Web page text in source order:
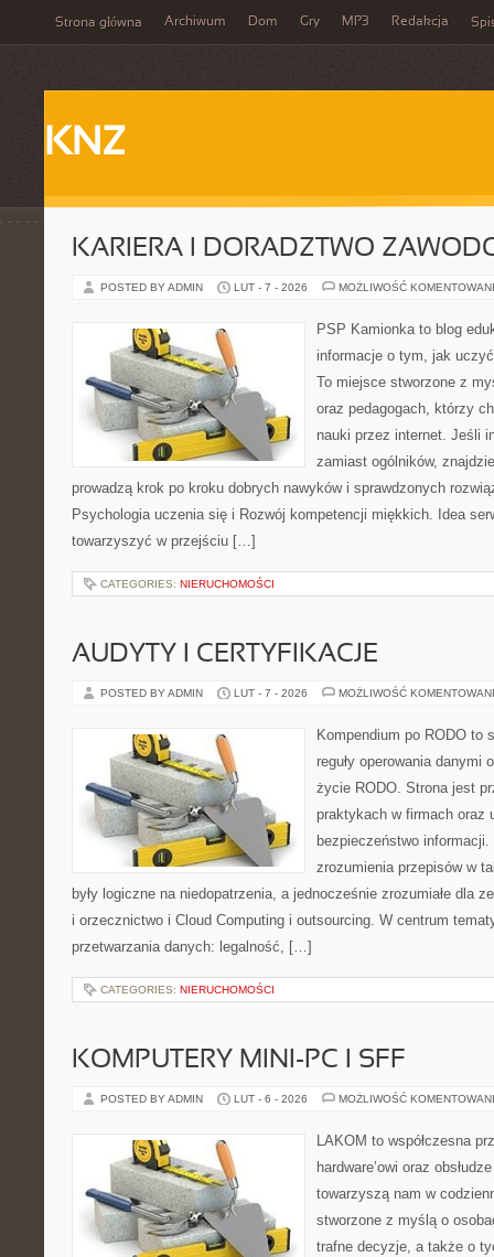
Strona główna Archiwum Dom Gry MP3 Redakcja
KNZ
KARIERA I DORADZTWO
POSTED BY ADMIN LUT - 7 - 2026 MOŻLIWOŚĆ
PSP Kamionka to blog
informacje o tym, jak
To miejsce stworzone z
oraz pedagogach, którzy
nauki przez internet. Jeśli
zamiast ogólników,
prowadzą krok po kroku dobrych nawyków i sprawdzonych
Psychologia uczenia się i Rozwój kompetencji miękkich. Idea
towarzyszyć w przejściu […]
CATEGORIES: NIERUCHOMOŚCI
AUDYTY I CERTYFIKACJE
POSTED BY ADMIN LUT - 7 - 2026 MOŻLIWOŚĆ
Kompendium po RODO to
reguły operowania danymi
życie RODO. Strona jest
praktykach w firmach oraz
bezpieczeństwo informacji.
zrozumienia przepisów w
były logiczne na niedopatrzenia, a jednocześnie zrozumiałe dla
i orzecznictwo i Cloud Computing i outsourcing. W centrum
przetwarzania danych: legalność, […]
CATEGORIES: NIERUCHOMOŚCI
KOMPUTERY MINI-PC I SFF
POSTED BY ADMIN LUT - 6 - 2026 MOŻLIWOŚĆ
LAKOM to współczesna
hardware’owi oraz
towarzyszą nam w
stworzone z myślą o
trafne decyzje, a także o